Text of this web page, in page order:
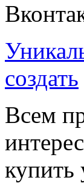
создать
Всем
купить